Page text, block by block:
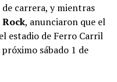
de carrera, y mientras
, anunciaron que el
estadio de Ferro Carril
sábado 1 de